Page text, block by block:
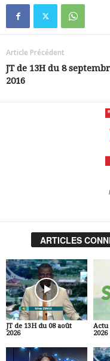
Article Précédent
JT de 13H du 8
2016
ARTICLES
JT de 13H du 08 août
2026
Actu
2026